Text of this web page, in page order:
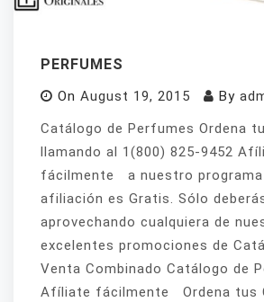
PERFUMES
On August 19, 2015 By
Catálogo de Perfumes Ordena
llamando al 1(800) 825-9452
fácilmente a nuestro programa
afiliación es Gratis. Sólo
aprovechando cualquiera de
excelentes promociones de
Venta Combinado Catálogo de
Afíliate fácilmente Ordena tus